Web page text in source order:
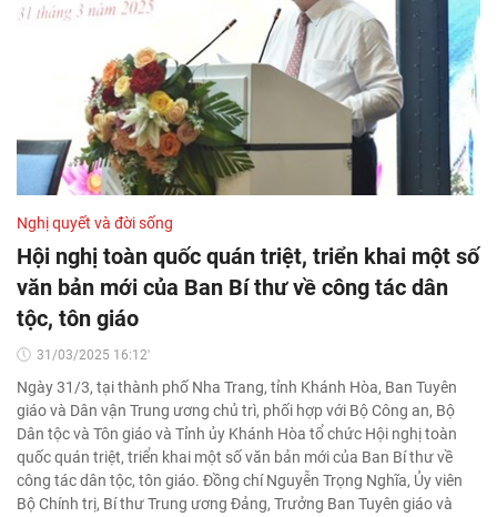
Nghị quyết và đời sống
Hội nghị toàn quốc quán triệt, triển khai một số
văn bản mới của Ban Bí thư về công tác dân
tộc, tôn giáo
31/03/2025 16:12'
Ngày 31/3, tại thành phố Nha Trang, tỉnh Khánh Hòa, Ban Tuyên
giáo và Dân vận Trung ương chủ trì, phối hợp với Bộ Công an, Bộ
Dân tộc và Tôn giáo và Tỉnh ủy Khánh Hòa tổ chức Hội nghị toàn
quốc quán triệt, triển khai một số văn bản mới của Ban Bí thư về
công tác dân tộc, tôn giáo. Đồng chí Nguyễn Trọng Nghĩa, Ủy viên
Bộ Chính trị, Bí thư Trung ương Đảng, Trưởng Ban Tuyên giáo và